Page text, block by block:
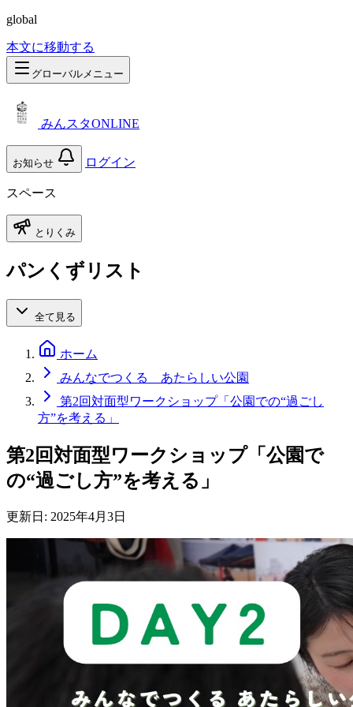
global
本文に移動する
グローバルメニュー
みんスタONLINE
お知らせ ログイン
スペース
とりくみ
パンくずリスト
全て見る
ホーム
みんなでつくる あたらしい公園
第2回対面型ワークショップ「公園での“過ごし
方”を考える」
第2回対面型ワークショップ「公園で
の“過ごし方”を考える」
更新日: 2025年4月3日